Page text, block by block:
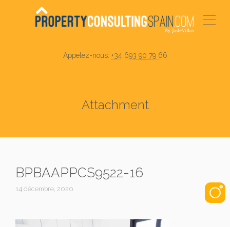
Appelez-nous: +34 693 90 79 66
Attachment
BPBAAPPCS9522-16
14 décembre, 2020